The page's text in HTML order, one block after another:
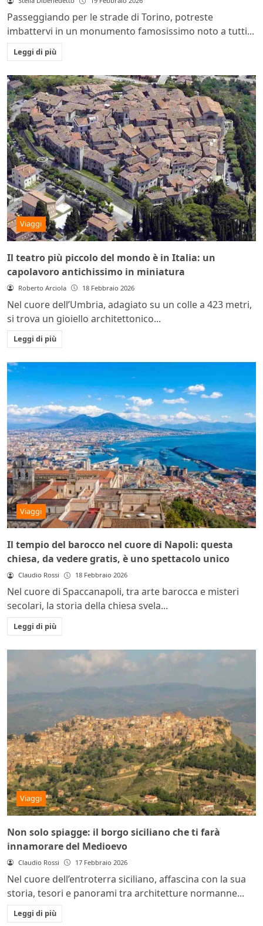
Passeggiando per le strade di Torino, potreste
imbattervi in un monumento famosissimo noto a tutti...
Leggi di più
Viaggi
Il teatro più piccolo del mondo è in Italia: un
capolavoro antichissimo in miniatura
Roberto Arciola 18 Febbraio 2026
Nel cuore dell’Umbria, adagiato su un colle a 423 metri,
si trova un gioiello architettonico...
Leggi di più
Viaggi
Il tempio del barocco nel cuore di Napoli: questa
chiesa, da vedere gratis, è uno spettacolo unico
Claudio Rossi 18 Febbraio 2026
Nel cuore di Spaccanapoli, tra arte barocca e misteri
secolari, la storia della chiesa svela...
Leggi di più
Viaggi
Non solo spiagge: il borgo siciliano che ti farà
innamorare del Medioevo
Claudio Rossi 17 Febbraio 2026
Nel cuore dell’entroterra siciliano, affascina con la sua
storia, tesori e panorami tra architetture normanne...
Leggi di più